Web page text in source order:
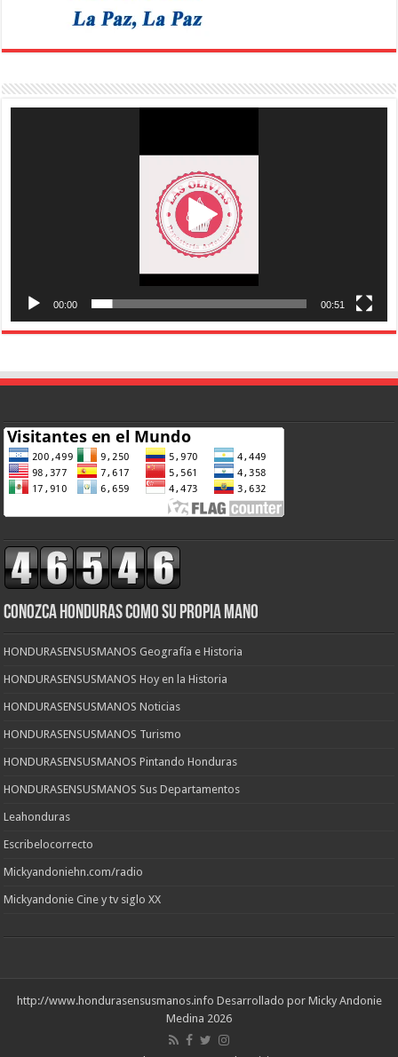
00:00 00:51
CONOZCA HONDURAS COMO SU PROPIA MANO
HONDURASENSUSMANOS Geografía e Historia
HONDURASENSUSMANOS Hoy en la Historia
HONDURASENSUSMANOS Noticias
HONDURASENSUSMANOS Turismo
HONDURASENSUSMANOS Pintando Honduras
HONDURASENSUSMANOS Sus Departamentos
Leahonduras
Escribelocorrecto
Mickyandoniehn.com/radio
Mickyandonie Cine y tv siglo XX
http://www.hondurasensusmanos.info Desarrollado por Micky Andonie
Medina 2026